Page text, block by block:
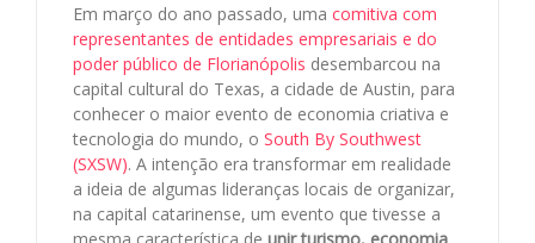
Em março do ano passado, uma comitiva com
representantes de entidades empresariais e do
poder público de Florianópolis desembarcou na
capital cultural do Texas, a cidade de Austin, para
conhecer o maior evento de economia criativa e
tecnologia do mundo, o South By Southwest
(SXSW). A intenção era transformar em realidade
a ideia de algumas lideranças locais de organizar,
na capital catarinense, um evento que tivesse a